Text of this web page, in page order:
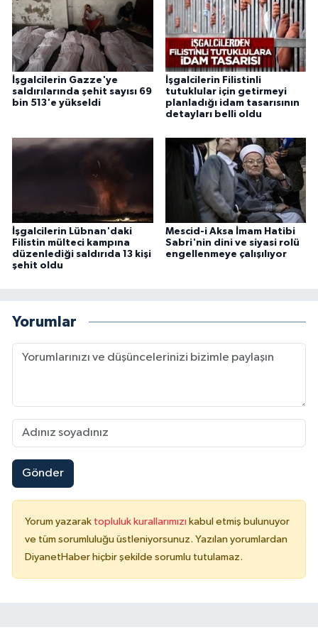
İşgalcilerin Gazze'ye
saldırılarında şehit sayısı 69
bin 513'e yükseldi
İşgalcilerin Filistinli
tutuklular için getirmeyi
planladığı idam tasarısının
detayları belli oldu
İşgalcilerin Lübnan'daki
Filistin mülteci kampına
düzenlediği saldırıda 13 kişi
şehit oldu
Mescid-i Aksa İmam Hatibi
Sabri'nin dini ve siyasi rolü
engellenmeye çalışılıyor
Yorumlar
Gönder
Yorum yazarak topluluk kurallarımızı kabul etmiş bulunuyor
ve tüm sorumluluğu üstleniyorsunuz. Yazılan yorumlardan
DiyanetHaber hiçbir şekilde sorumlu tutulamaz.
Nevşehir Müftülüğü
Niğde Müftülüğü
Ordu Müftülüğü
Osmaniye Müftülüğü
Rize Müftülüğü
Sakarya Müftülüğü
Samsun Müftülüğü
Siirt Müftülüğü
Sivas Müftülüğü
Şanlıurfa Müftülüğü
Tekirdağ Müftülüğü
Tokat Müftülüğü
Tunceli Müftülüğü
Uşak Müftülüğü